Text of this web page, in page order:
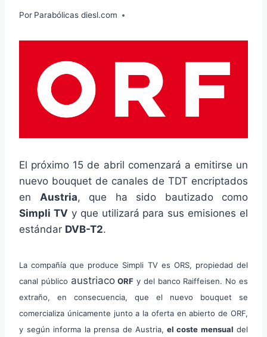
Por Parabólicas diesl.com
El próximo 15 de abril comenzará a emitirse un
nuevo bouquet de canales de TDT encriptados
en Austria, que ha sido bautizado como
Simpli TV y que utilizará para sus emisiones el
estándar DVB-T2.
La compañía que produce Simpli TV es ORS, propiedad del
canal público austriaco ORF y del banco Raiffeisen. No es
extraño, en consecuencia, que el nuevo bouquet se
comercializa únicamente junto a la oferta en abierto de ORF,
y según informa la prensa de Austria, el coste mensual del